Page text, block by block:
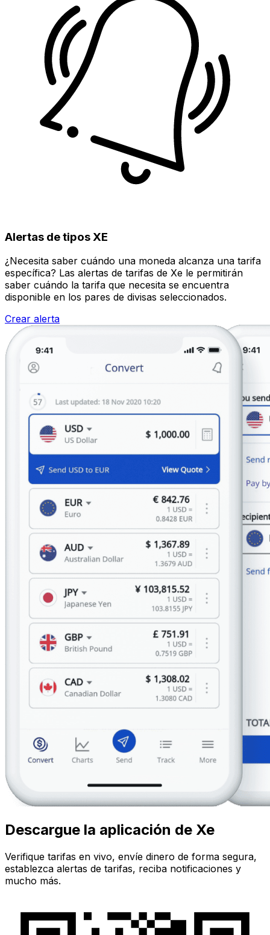
Alertas de tipos XE
¿Necesita saber cuándo una moneda alcanza una tarifa
específica? Las alertas de tarifas de Xe le permitirán
saber cuándo la tarifa que necesita se encuentra
disponible en los pares de divisas seleccionados.
Crear alerta
Descargue la aplicación de Xe
Verifique tarifas en vivo, envíe dinero de forma segura,
establezca alertas de tarifas, reciba notificaciones y
mucho más.